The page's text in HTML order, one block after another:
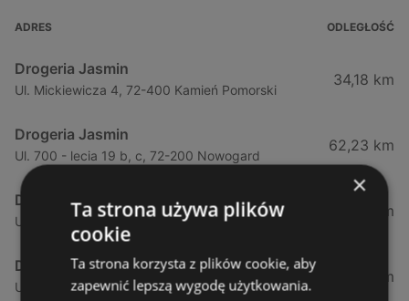
ADRES ODLEGŁOŚĆ
Drogeria Jasmin
Ul. Mickiewicza 4, 72-400 Kamień Pomorski
34,18 km
Drogeria Jasmin
Ul. 700 - lecia 19 b, c, 72-200 Nowogard
62,23 km
Drogeria Jasmin
Ul. Walki Młodych 32, 78-100 Kołobrzeg
91,04 km
Drogeria Jasmin
Ul. Białogardzka 1, 78-314 Świdwin
94,97 km
×
Ta strona używa plików
cookie
Ta strona korzysta z plików cookie, aby
zapewnić lepszą wygodę użytkowania.